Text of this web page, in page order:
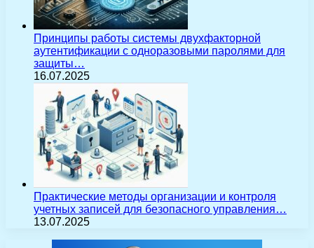
Принципы работы системы двухфакторной
аутентификации с одноразовыми паролями для
защиты…
16.07.2025
Практические методы организации и контроля
учетных записей для безопасного управления…
13.07.2025